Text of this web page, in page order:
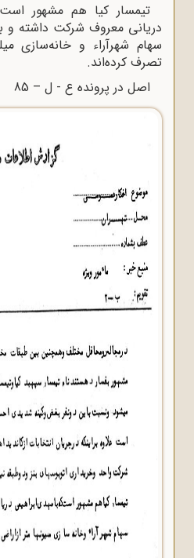
تیمسار کیا هم مشهور
دریانی معروف شرکت داشته
سهام شهرآراء و خانه‌‌سازی
تصرف کرده‌اند.
اصل در پرونده ع - ل – 85